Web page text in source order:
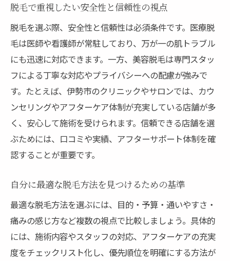
脱毛で重視したい安全性と信頼性の視点
脱毛を選ぶ際、安全性と信頼性は必須条件です。医療脱
毛は医師や看護師が常駐しており、万が一の肌トラブル
にも迅速に対応できます。一方、美容脱毛は専門スタッ
フによる丁寧な対応やプライバシーへの配慮が強みで
す。たとえば、伊勢市のクリニックやサロンでは、カウ
ンセリングやアフターケア体制が充実している店舗が多
く、安心して施術を受けられます。信頼できる店舗を選
ぶためには、口コミや実績、アフターサポート体制を確
認することが重要です。
自分に最適な脱毛方法を見つけるための基準
最適な脱毛方法を選ぶには、目的・予算・通いやすさ・
痛みの感じ方など複数の視点で比較しましょう。具体的
には、施術内容やスタッフの対応、アフターケアの充実
度をチェックリスト化し、優先順位を明確にする方法が